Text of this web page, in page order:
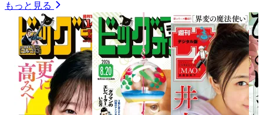
もっと見る